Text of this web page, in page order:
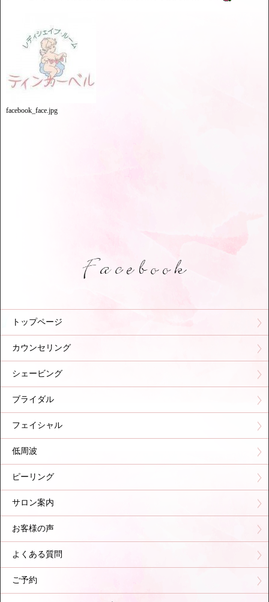
facebook_face.jpg
トップページ
カウンセリング
シェービング
ブライダル
フェイシャル
低周波
ピーリング
サロン案内
お客様の声
よくある質問
ご予約